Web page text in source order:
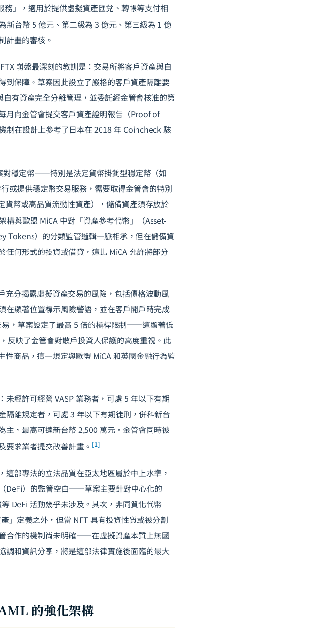
務」，適用於提供虛擬資產匯兌、轉帳等支付相
新台幣 5 億元、第二級為 3 億元、第三級為 1 億
計畫的審核。
FTX 崩盤最深刻的教訓是：交易所將客戶資產與自
到保障。草案因此設立了嚴格的客戶資產隔離要
有資產完全分離管理，並委託經金管會核准的第
月向金管會提交客戶資產證明報告（Proof of
制在設計上參考了日本在 2018 年 Coincheck 駭
對穩定幣——特別是法定貨幣掛鉤型穩定幣（如
或提供穩定幣交易服務，需要取得金管會的特別
幣或高品質流動性資產），儲備資產須存放於
構與歐盟 MiCA 中對「資產參考代幣」（Asset-
Tokens）的分類監管邏輯一脈相承，但在儲備資
何形式的投資或借貸，這比 MiCA 允許將部分
充分揭露虛擬資產交易的風險，包括價格波動風
在顯著位置標示風險警語，並在客戶開戶時完成
，草案設定了最高 5 倍的槓桿限制——這顯著低
反映了金管會對散戶投資人保護的高度重視。此
商品，這一規定與歐盟 MiCA 和英國金融行為監
未經許可經營 VASP 業務者，可處 5 年以下有期
隔離規定者，可處 3 年以下有期徒刑，併科新台
主，最高可達新台幣 2,500 萬元。金管會同時被
要求業者提交改善計畫。 [1]
部專法的立法品質在亞太地區屬於中上水準，
DeFi）的監管空白——草案主要針對中心化的
DeFi 活動幾乎未涉及。其次，非同質化代幣
」定義之外，但當 NFT 具有投資性質或被分割
合作的機制尚未明確——在虛擬資產本質上無國
調和資訊分享，將是這部法律實施後面臨的最大
的強化架構